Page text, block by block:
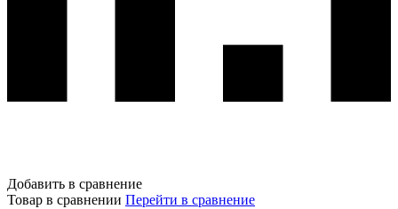
Добавить в сравнение
Товар в сравнении Перейти в сравнение